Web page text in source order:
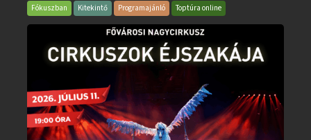
bejegyzéshez
Fókuszban Kitekintő Programajánló Toptúra online